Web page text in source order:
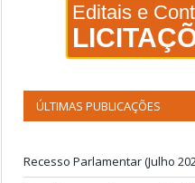
Editais e
ÚLTIMAS PUBLICAÇÕES
Recesso Parlamentar (Julho